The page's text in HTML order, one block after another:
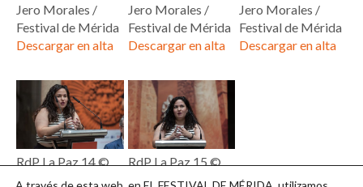
Jero Morales /
Festival de Mérida
Descargar en alta
Jero Morales /
Festival de Mérida
Descargar en alta
Jero Morales /
Festival de Mérida
Descargar en alta
RdP La Paz 14 ©
Jero Morales /
RdP La Paz 15 ©
Jero Morales /